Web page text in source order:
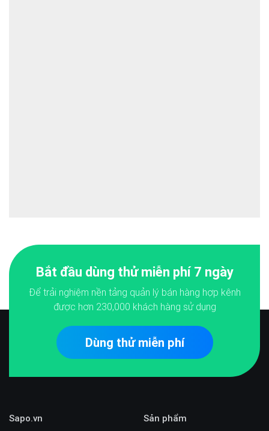
Bắt đầu dùng thử miễn phí 7 ngày
Để trải nghiệm nền tảng quản lý bán hàng hợp kênh
được hơn 230,000 khách hàng sử dụng
Dùng thử miễn phí
Sapo.vn Sản phẩm